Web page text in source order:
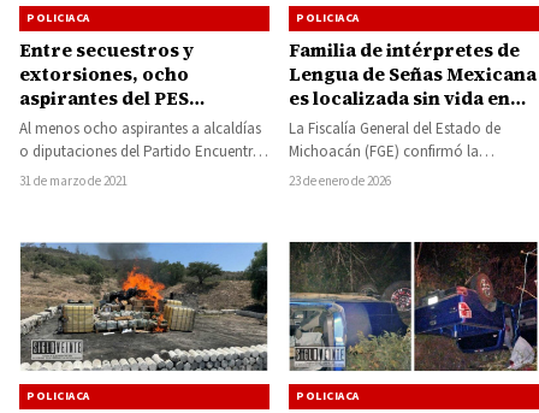
POLICIACA
Entre secuestros y
extorsiones, ocho
aspirantes del PES
víctimas de amenazas en
Michoacán
Al menos ocho aspirantes a alcaldías
o diputaciones del Partido Encuentro
Social (PES) en Michoacán han sido
31 de marzo de 2021
POLICIACA
Familia de intérpretes de
Lengua de Señas Mexicana
es localizada sin vida en
Zinapécuaro
La Fiscalía General del Estado de
Michoacán (FGE) confirmó la
localización sin vida de Víctor Manuel
23 de enero de 2026
POLICIACA POLICIACA